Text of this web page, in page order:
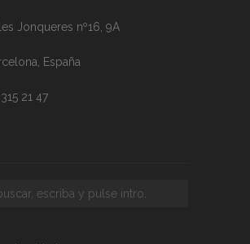
Jonqueres nº16, 9A
España
21 47